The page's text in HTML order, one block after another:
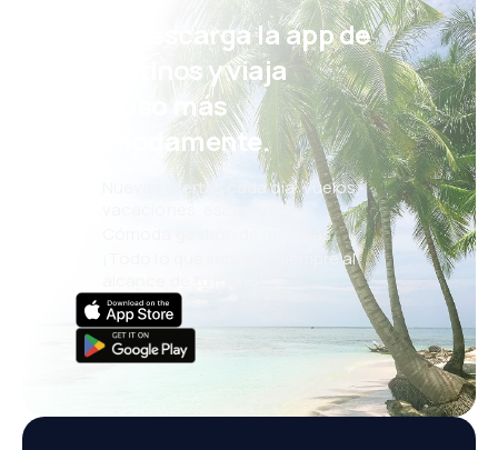
¡Eh! Descarga la app de
eDestinos y viaja
incluso más
cómodamente.
Nuevas ofertas cada día: vuelos,
vacaciones, escapadas
Cómoda gestión de reservas
¡Todo lo que importa, siempre al